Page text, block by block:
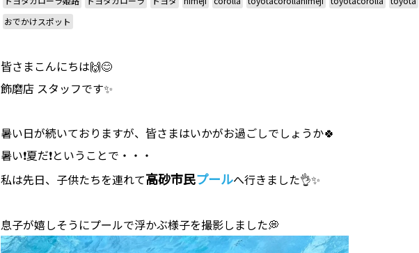
おでかけスポット
皆さまこんにちは🙌😊
飾磨店 スタッフです✨
暑い日が続いておりますが、皆さまはいかがお過ごしでしょうか🍀
暑い❗夏だ❗ということで・・・
私は先日、子供たちを連れて高砂市民プールへ行きました👌✨
息子が嬉しそうにプールで浮かぶ様子を撮影しました💭